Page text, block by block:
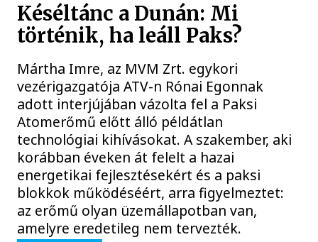
Késéltánc a Dunán: Mi
történik, ha leáll Paks?
Mártha Imre, az MVM Zrt. egykori
vezérigazgatója ATV-n Rónai Egonnak
adott interjújában vázolta fel a Paksi
Atomerőmű előtt álló példátlan
technológiai kihívásokat. A szakember, aki
korábban éveken át felelt a hazai
energetikai fejlesztésekért és a paksi
blokkok működéséért, arra figyelmeztet:
az erőmű olyan üzemállapotban van,
amelyre eredetileg nem tervezték.